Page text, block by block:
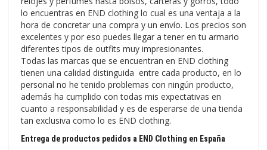
lo encuentras en END clothing lo cual es una ventaja a la
hora de concretar una compra y un envío. Los precios son
excelentes y por eso puedes llegar a tener en tu armario
diferentes tipos de outfits muy impresionantes.
Todas las marcas que se encuentran en END clothing
tienen una calidad distinguida entre cada producto, en lo
personal no he tenido problemas con ningún producto,
además ha cumplido con todas mis expectativas en
cuanto a responsabilidad y es de esperarse de una tienda
tan exclusiva como lo es END clothing.
Entrega de productos pedidos a END Clothing en España